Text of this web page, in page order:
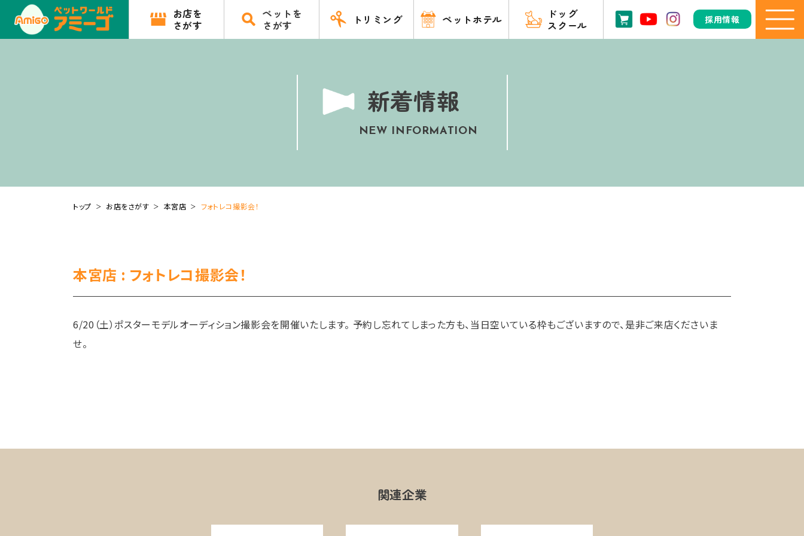
お店を
さがす
ペットを
さがす
トリミング ペットホテル
ドッグ
スクール
採用情報
新着情報
NEW INFORMATION
トップ お店をさがす 本宮店 フォトレコ撮影会！
本宮店 : フォトレコ撮影会！
6/20（土）ポスターモデルオーディション撮影会を開催いたします。 予約し忘れてしまった方も、当日空いている枠もございますので、是非ご来店くださいま
せ。
関連企業